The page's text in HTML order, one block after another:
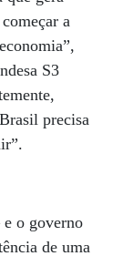
a
S3
precisa
o governo
de uma